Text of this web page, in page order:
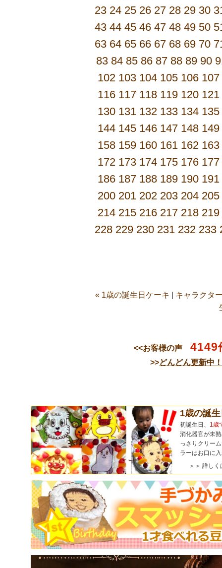
23 24 25 26 27 28 29 30
43 44 45 46 47 48 49 50
63 64 65 66 67 68 69 70
83 84 85 86 87 88 89 90
102 103 104 105 106 107
116 117 118 119 120 121
130 131 132 133 134 135
144 145 146 147 148 149
158 159 160 161 162 163
172 173 174 175 176 177
186 187 188 189 190 191
200 201 202 203 204 205
214 215 216 217 218 219
228 229 230 231 232 233
« 1歳の誕生日ケーキ
キャラクタ
<<お客様の声 4149
>>どんどん更新中
1歳の誕
初誕生日、 1歳
消化器官が未
っさりクリー
ラーはお口に
＞＞ 詳しく